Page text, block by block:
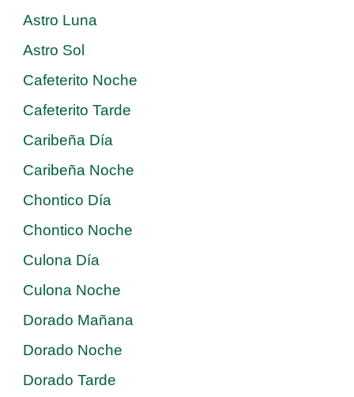
Astro Luna
Astro Sol
Cafeterito Noche
Cafeterito Tarde
Caribeña Día
Caribeña Noche
Chontico Día
Chontico Noche
Culona Día
Culona Noche
Dorado Mañana
Dorado Noche
Dorado Tarde